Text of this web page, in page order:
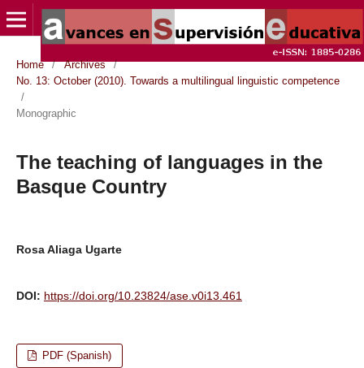
Home / Archives
/
No. 13: October (2010). Towards a multilingual linguistic competence
/
Monographic
The teaching of languages in the
Basque Country
Rosa Aliaga Ugarte
DOI: https://doi.org/10.23824/ase.v0i13.461
PDF (Spanish)